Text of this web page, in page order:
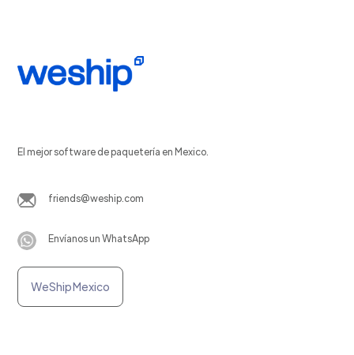
El mejor software de paquetería en Mexico.
friends@weship.com
Envíanos un WhatsApp
WeShip Mexico